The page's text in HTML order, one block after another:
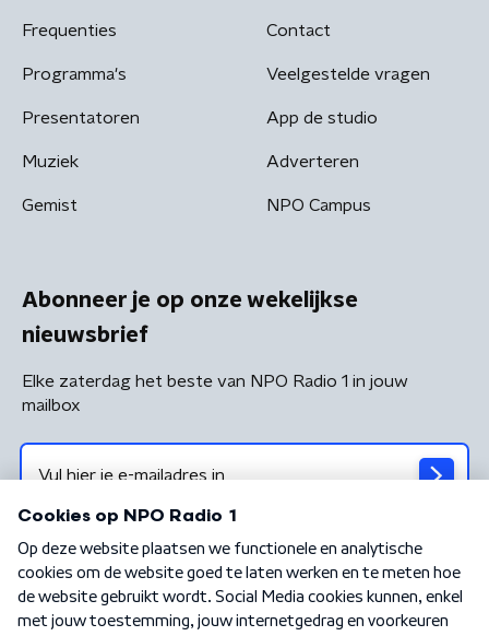
Frequenties
Programma's
Presentatoren
Muziek
Gemist
Contact
Veelgestelde vragen
App de studio
Adverteren
NPO Campus
Abonneer je op onze wekelijkse
nieuwsbrief
Elke zaterdag het beste van NPO Radio 1 in jouw
mailbox
Algemene voorwaarden